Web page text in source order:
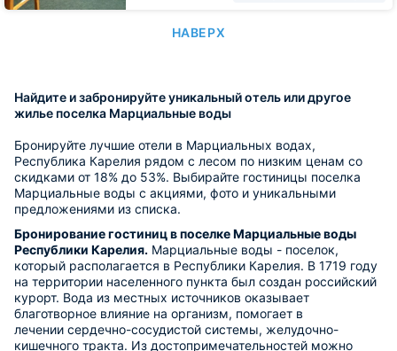
НАВЕРХ
Найдите и забронируйте уникальный отель или другое
жилье поселка Марциальные воды
Бронируйте лучшие отели в Марциальных водах,
Республика Карелия рядом с лесом по низким ценам со
скидками от 18% до 53%. Выбирайте гостиницы поселка
Марциальные воды с акциями, фото и уникальными
предложениями из списка.
Бронирование гостиниц в поселке Марциальные воды
Республики Карелия. Марциальные воды - поселок,
который располагается в Республики Карелия. В 1719 году
на территории населенного пункта был создан российский
курорт. Вода из местных источников оказывает
благотворное влияние на организм, помогает в
лечении сердечно-сосудистой системы, желудочно-
кишечного тракта. Из достопримечательностей можно